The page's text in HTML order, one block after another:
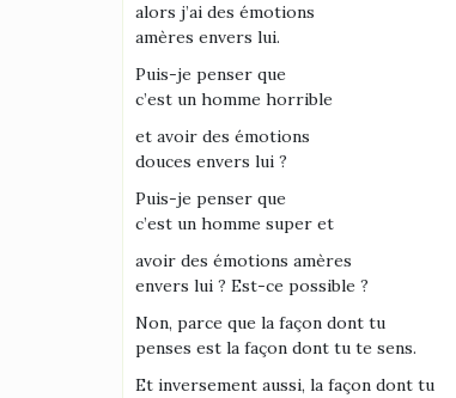
alors j’ai des émotions
amères envers lui.
Puis-je penser que
c’est un homme horrible
et avoir des émotions
douces envers lui ?
Puis-je penser que
c’est un homme super et
avoir des émotions amères
envers lui ? Est-ce possible ?
Non, parce que la façon dont tu
penses est la façon dont tu te sens.
Et inversement aussi, la façon dont tu